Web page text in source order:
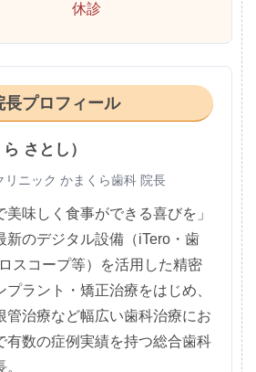
休診
長プロフィール
さとし）
リニック かまくら歯科 院長
美味しく食事ができる喜びを」
新のデジタル設備（iTero・歯
スコープ等）を活用した精密
ラント・矯正治療をはじめ、
管治療など幅広い歯科治療にお
有数の症例実績を持つ総合歯科